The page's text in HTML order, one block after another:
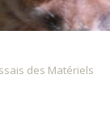
des Matériels